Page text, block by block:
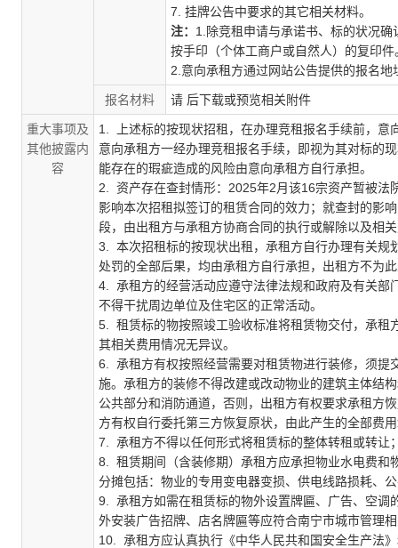
7. 挂牌公告中要求的其它相关材料。
注： 1.除竞租申请与承诺书、标的状况
按手印（个体工商户或自然人）的复印件
2.意向承租方通过网站公告提供的报名
报名材料 请 后下载或预览相关附件
重大事项及
其他披露内
容
1. 上述标的按现状招租，在办理竞租报名手续前，意
意向承租方一经办理竞租报名手续，即视为其对标的
能存在的瑕疵造成的风险由意向承租方自行承担。
2. 资产存在查封情形： 2025年2月该16宗资产暂被法
影响本次招租拟签订的租赁合同的效力；就查封的影
段，由出租方与承租方协商合同的执行或解除以及相
3. 本次招租标的按现状出租，承租方自行办理有关规
处罚的全部后果，均由承租方自行承担，出租方不为
4. 承租方的经营活动应遵守法律法规和政府及有关部
不得干扰周边单位及住宅区的正常活动。
5. 租赁标的物按照竣工验收标准将租赁物交付，承租
其相关费用情况无异议。
6. 承租方有权按照经营需要对租赁物进行装修，须提
施。承租方的装修不得改建或改动物业的建筑主体结
公共部分和消防通道，否则，出租方有权要求承租方
方有权自行委托第三方恢复原状，由此产生的全部费
7. 承租方不得以任何形式将租赁标的整体转租或转让
8. 租赁期间（含装修期）承租方应承担物业水电费和
分摊包括：物业的专用变电器变损、供电线路损耗、
9. 承租方如需在租赁标的物外设置牌匾、广告、空调
外安装广告招牌、店名牌匾等应符合南宁市城市管理
10. 承租方应认真执行《中华人民共和国安全生产法